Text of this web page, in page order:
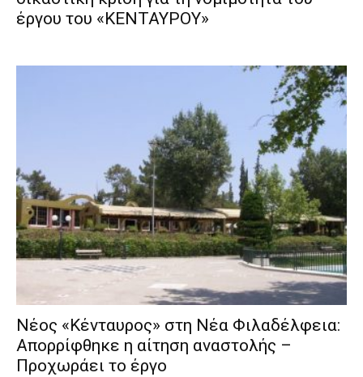
έργου του «ΚΕΝΤΑΥΡΟΥ»
Νέος «Κένταυρος» στη Νέα Φιλαδέλφεια:
Απορρίφθηκε η αίτηση αναστολής –
Προχωράει το έργο